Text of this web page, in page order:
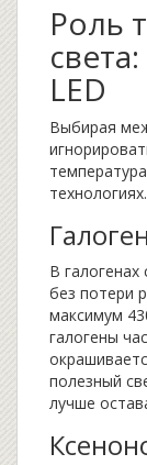
Роль
LED
Выбирая
технологиях.
В
без потери
максимум
галогены
полезный
лучше